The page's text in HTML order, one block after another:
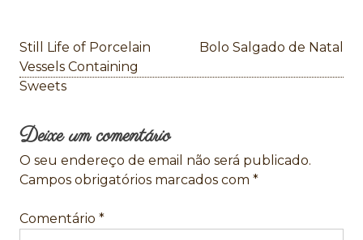
Navegação
de
Still Life of Porcelain
Vessels Containing
Sweets
Bolo Salgado de Natal
Deixe um comentário
O seu endereço de email não será publicado.
Campos obrigatórios marcados com *
Comentário *